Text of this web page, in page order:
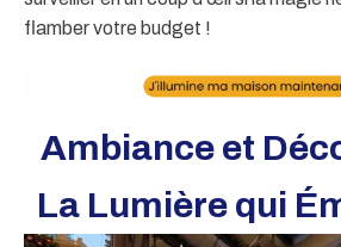
flamber votre budget !
Ambiance et
La Lumière qui